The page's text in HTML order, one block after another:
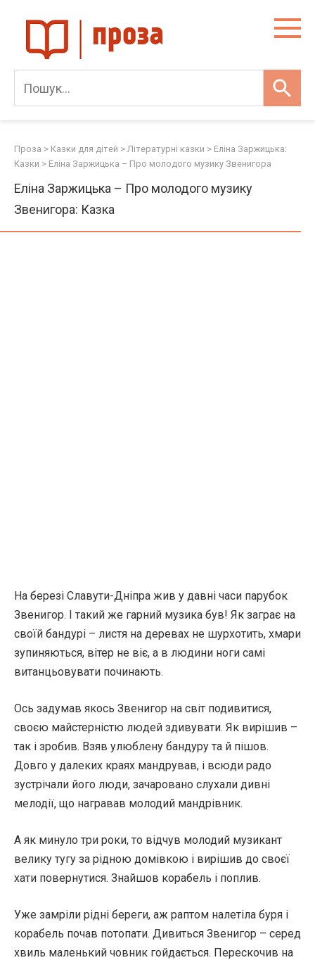
content
Проза > Казки для дітей > Літературні казки > Еліна Заржицька:
Казки > Еліна Заржицька – Про молодого музику Звенигора
Еліна Заржицька – Про молодого музику
Звенигора: Казка
На березі Славути-Дніпра жив у давні часи парубок
Звенигор. І такий же гарний музика був! Як заграє на
своїй бандурі – листя на деревах не шурхотить, хмари
зупиняються, вітер не віє, а в людини ноги самі
витанцьовувати починають.
Ось задумав якось Звенигор на світ подивитися,
своєю майстерністю людей здивувати. Як вирішив –
так і зробив. Взяв улюблену бандуру та й пішов.
Довго у далеких краях мандрував, і всюди радо
зустрічали його люди, зачаровано слухали дивні
мелодії, що награвав молодий мандрівник.
А як минуло три роки, то відчув молодий музикант
велику тугу за рідною домівкою і вирішив до своєї
хати повернутися. Знайшов корабель і поплив.
Уже замріли рідні береги, аж раптом налетіла буря і
корабель почав потопати. Дивиться Звенигор – серед
хвиль маленький човник гойдається. Перескочив на